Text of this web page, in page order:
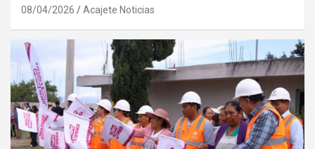
08/04/2026 Acajete Noticias